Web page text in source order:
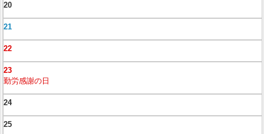
20
21
22
23
勤労感謝の日
24
25